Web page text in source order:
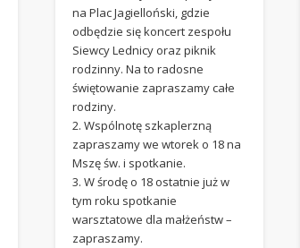
na Plac Jagielloński, gdzie
odbędzie się koncert zespołu
Siewcy Lednicy oraz piknik
rodzinny. Na to radosne
świętowanie zapraszamy całe
rodziny.
2. Wspólnotę szkaplerzną
zapraszamy we wtorek o 18 na
Mszę św. i spotkanie.
3. W środę o 18 ostatnie już w
tym roku spotkanie
warsztatowe dla małżeństw –
zapraszamy.